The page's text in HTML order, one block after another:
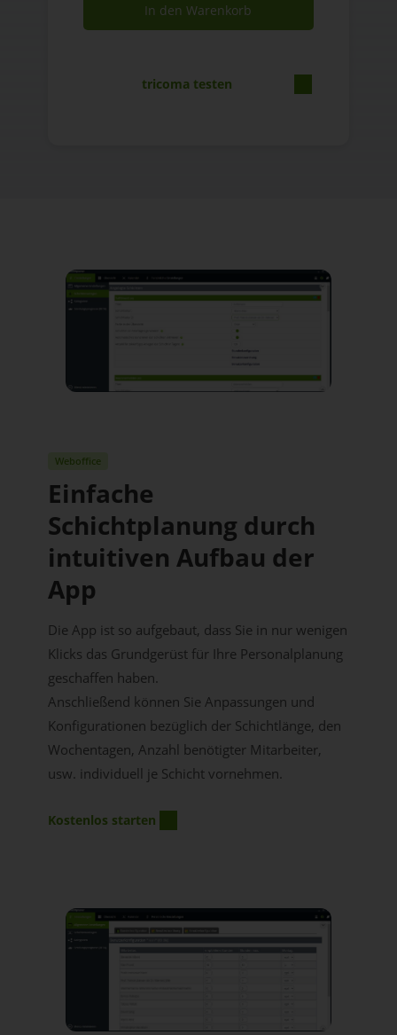
In den Warenkorb
tricoma testen
Weboffice
Einfache
Schichtplanung durch
intuitiven Aufbau der
App
Die App ist so aufgebaut, dass Sie in nur wenigen
Klicks das Grundgerüst für Ihre Personalplanung
geschaffen haben.
Anschließend können Sie Anpassungen und
Konfigurationen bezüglich der Schichtlänge, den
Wochentagen, Anzahl benötigter Mitarbeiter,
usw. individuell je Schicht vornehmen.
Kostenlos starten